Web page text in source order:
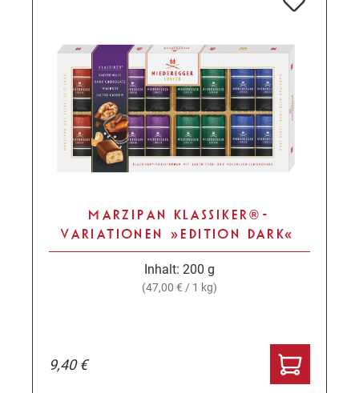
MARZIPAN KLASSIKER® -
VARIATIONEN »EDITION DARK«
Inhalt: 200 g
(47,00 € / 1 kg)
9,40 €